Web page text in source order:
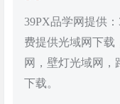
39PX品学网提供
费提供光域网下载
网，壁灯光域网，
下载。